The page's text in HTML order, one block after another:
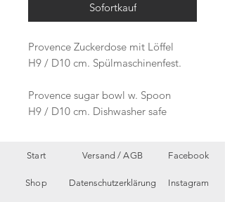
Sofortkauf
Provence Zuckerdose mit Löffel
H9 / D10 cm. Spülmaschinenfest.
Provence sugar bowl w. Spoon
H9 / D10 cm. Dishwasher safe
Start
Shop
Versand /AGB
Datenschutzerklärung
Facebook
Instagram